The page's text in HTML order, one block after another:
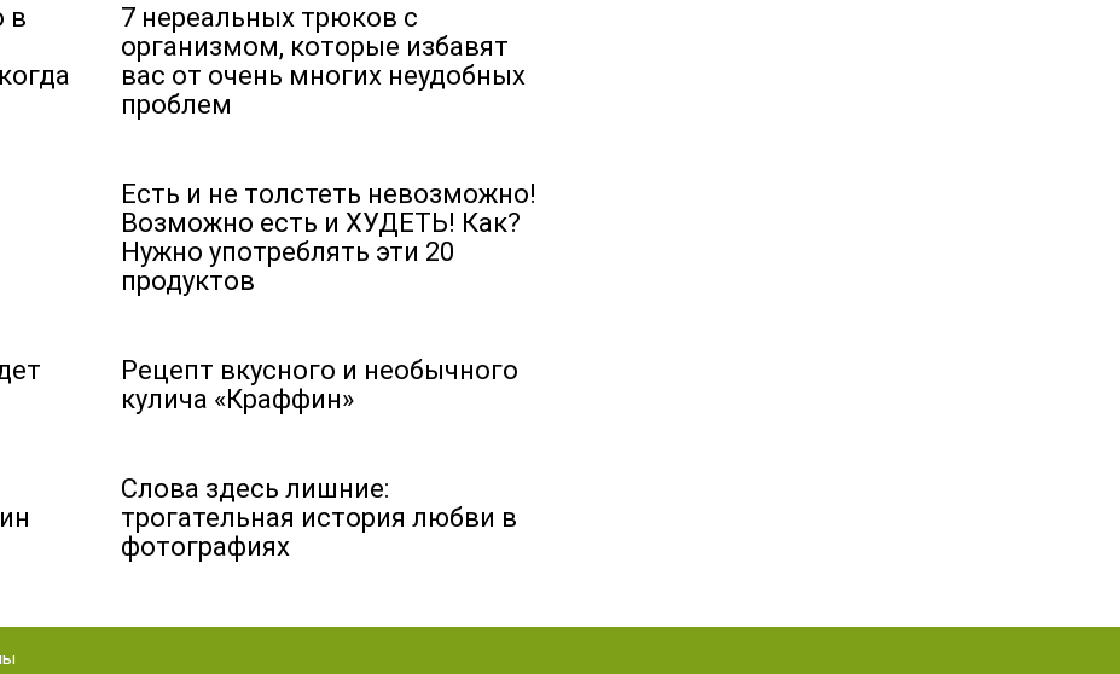
в
7 нереальных трюков с
организмом, которые избавят
вас от очень многих неудобных
проблем
Есть и не толстеть невозможно!
Возможно есть и ХУДЕТЬ! Как?
Нужно употреблять эти 20
продуктов
Рецепт вкусного и необычного
кулича «Краффин»
Слова здесь лишние:
трогательная история любви в
фотографиях